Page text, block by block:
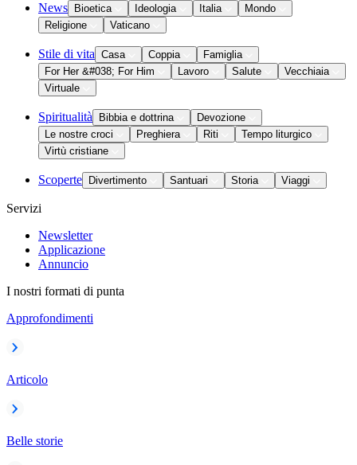
News Bioetica Ideologia Italia
Mondo
Religione
Vaticano
Stile di vita Casa Coppia
Famiglia
For Her &#038; For Him
Lavoro Salute
Vecchiaia
Virtuale
Spiritualità Bibbia e dottrina
Devozione
Le nostre croci
Preghiera Riti
Tempo liturgico
Virtù cristiane
Scoperte Divertimento Santuari Storia Viaggi
Servizi
Newsletter
Applicazione
Annuncio
I nostri formati di punta
Approfondimenti
Articolo
Belle storie